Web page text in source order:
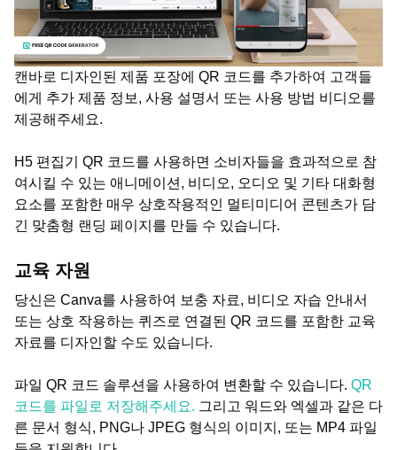
캔바로 디자인된 제품 포장에 QR 코드를 추가하여 고객들
에게 추가 제품 정보, 사용 설명서 또는 사용 방법 비디오를
제공해주세요.
H5 편집기 QR 코드를 사용하면 소비자들을 효과적으로 참
여시킬 수 있는 애니메이션, 비디오, 오디오 및 기타 대화형
요소를 포함한 매우 상호작용적인 멀티미디어 콘텐츠가 담
긴 맞춤형 랜딩 페이지를 만들 수 있습니다.
교육 자원
당신은 Canva를 사용하여 보충 자료, 비디오 자습 안내서
또는 상호 작용하는 퀴즈로 연결된 QR 코드를 포함한 교육
자료를 디자인할 수도 있습니다.
파일 QR 코드 솔루션을 사용하여 변환할 수 있습니다. QR
코드를 파일로 저장해주세요. 그리고 워드와 엑셀과 같은 다
른 문서 형식, PNG나 JPEG 형식의 이미지, 또는 MP4 파일